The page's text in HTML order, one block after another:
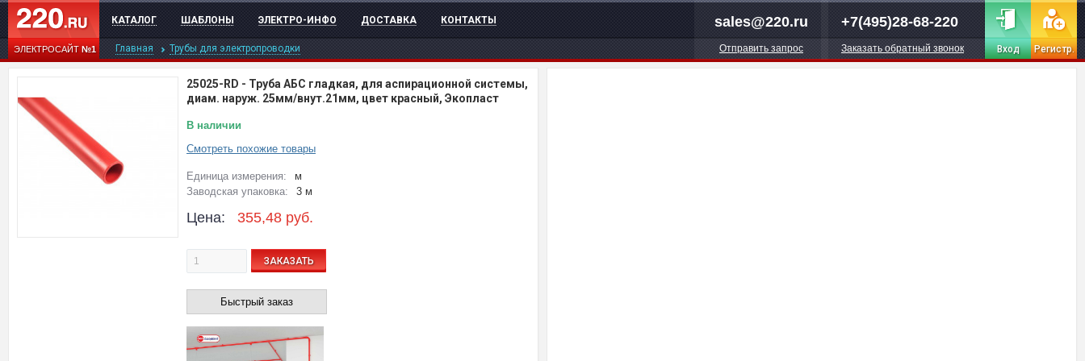
ЭЛЕКТРОСАЙТ№1
КАТАЛОГ ШАБЛОНЫ ЭЛЕКТРО-ИНФО ДОСТАВКА КОНТАКТЫ sales@220.ru
Отправить запрос
+7(495)28-68-220
Заказать обратный звонок Вход Регистр.
Главная Трубы для электропроводки
25025-RD - Труба АБС гладкая, для аспирационной системы,
диам. наруж. 25мм/внут.21мм, цвет красный, Экопласт
В наличии
Смотреть похожие товары
Единица измерения:
м
Заводская упаковка:
3 м
Цена: 355,48 руб.
ЗАКАЗАТЬ
Быстрый заказ